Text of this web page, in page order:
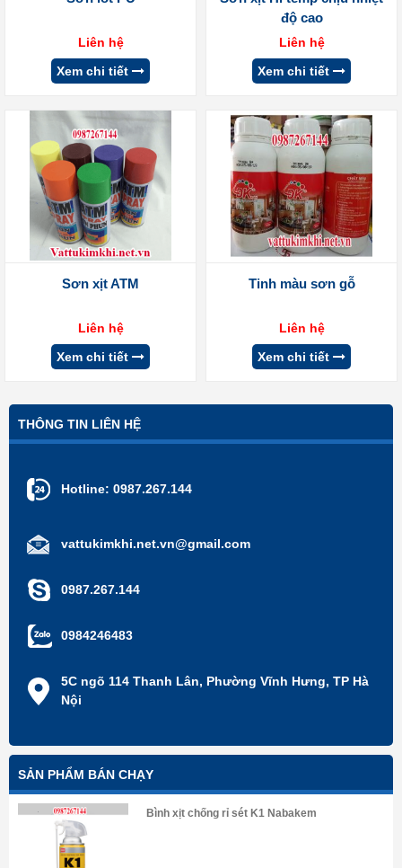
Liên hệ
Xem chi tiết
độ cao
Liên hệ
Xem chi tiết
Sơn xịt ATM
Liên hệ
Xem chi tiết
Tinh màu sơn gỗ
Liên hệ
Xem chi tiết
THÔNG TIN LIÊN HỆ
Hotline: 0987.267.144
vattukimkhi.net.vn@gmail.com
0987.267.144
0984246483
5C ngõ 114 Thanh Lân, Phường Vĩnh Hưng, TP Hà
Nội
SẢN PHẨM BÁN CHẠY
Bình xịt chống rỉ sét K1 Nabakem